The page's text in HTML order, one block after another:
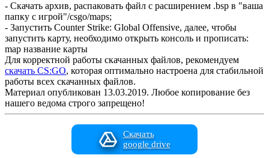
- Скачать архив, распаковать файл с расширением .bsp в "ваша
папку с игрой"/csgo/maps;
- Запустить Counter Strike: Global Offensive, далее, чтобы
запустить карту, необходимо открыть консоль и прописать:
map название карты
Для корректной работы скачанных файлов, рекомендуем
скачать CS:GO, которая оптимально настроена для стабильной
работы всех скачанных файлов.
Материал опубликован 13.03.2019. Любое копирование без
нашего ведома строго запрещено!
Скачать
google drive